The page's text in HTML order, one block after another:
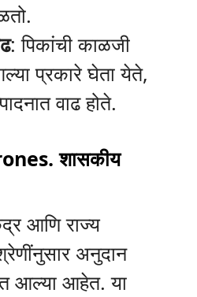
: पिकांची काळजी
प्रकारे घेता येते,
वाढ होते.
शासकीय
आणि राज्य
अनुदान
आल्या आहेत. या